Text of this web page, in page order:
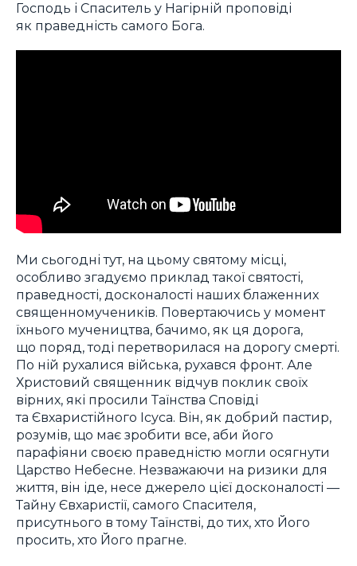
Господь і Спаситель у Нагірній проповіді
як праведність самого Бога.
Ми сьогодні тут, на цьому святому місці,
особливо згадуємо приклад такої святості,
праведності, досконалості наших блаженних
священномучеників. Повертаючись у момент
їхнього мучеництва, бачимо, як ця дорога,
що поряд, тоді перетворилася на дорогу смерті.
По ній рухалися війська, рухався фронт. Але
Христовий священник відчув поклик своїх
вірних, які просили Таїнства Сповіді
та Євхаристійного Ісуса. Він, як добрий пастир,
розумів, що має зробити все, аби його
парафіяни своєю праведністю могли осягнути
Царство Небесне. Незважаючи на ризики для
життя, він іде, несе джерело цієї досконалості —
Тайну Євхаристії, самого Спасителя,
присутнього в тому Таїнстві, до тих, хто Його
просить, хто Його прагне.